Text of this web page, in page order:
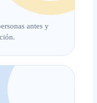
antes y